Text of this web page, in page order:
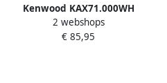
Kenwood KAX71.000WH
Ijsmachine Wit
2 webshops
€ 85,95